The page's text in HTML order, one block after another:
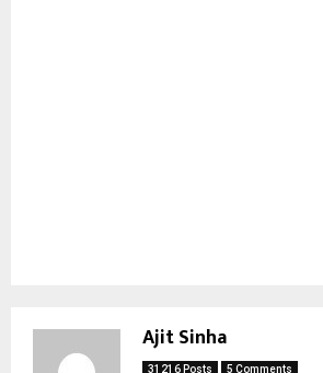
Ajit Sinha
31216 Posts 5 Comments